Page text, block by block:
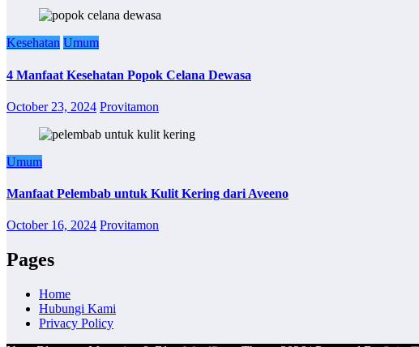
Kesehatan Umum
4 Manfaat Kesehatan Popok Celana Dewasa
October 23, 2024 Provitamon
Umum
Manfaat Pelembab untuk Kulit Kering dari Aveeno
October 16, 2024 Provitamon
Pages
Home
Hubungi Kami
Privacy Policy